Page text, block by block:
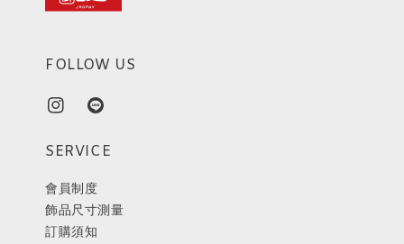
FOLLOW US
SERVICE
會員制度
飾品尺寸測量
訂購須知